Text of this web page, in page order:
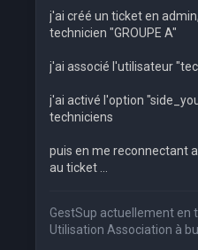
j'ai créé un ticket en
technicien "GROUPE A"
j'ai associé l'utilisateur
j'ai activé l'option
techniciens
puis en me reconnectant
au ticket ...
GestSup actuellement en
Utilisation Association à